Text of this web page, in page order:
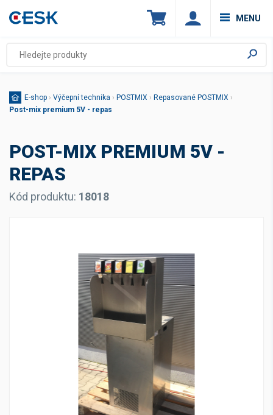
MENU
E-shop › Výčepní technika › POSTMIX › Repasované POSTMIX ›
Post-mix premium 5V - repas
POST-MIX PREMIUM 5V -
REPAS
Kód produktu: 18018